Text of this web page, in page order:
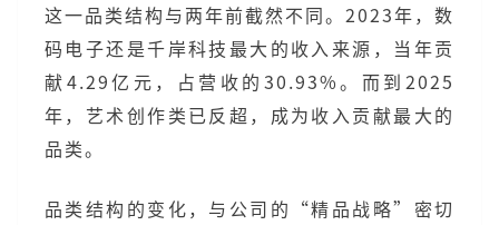
这一品类结构与两年前截然不同。2023年，数
码电子还是千岸科技最大的收入来源，当年贡
献4.29亿元，占营收的30.93%。而到2025
年，艺术创作类已反超，成为收入贡献最大的
品类。
品类结构的变化，与公司的“精品战略”密切